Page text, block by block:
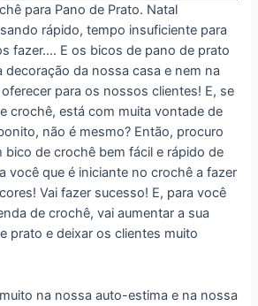
para Pano de Prato. Natal
rápido, tempo insuficiente para
fazer…. E os bicos de pano de prato
decoração da nossa casa e nem na
para os nossos clientes! E, se
crochê, está com muita vontade de
não é mesmo? Então, procuro
bico de crochê bem fácil e rápido de
você que é iniciante no crochê a fazer
Vai fazer sucesso! E, para você
de crochê, vai aumentar a sua
prato e deixar os clientes muito
na nossa auto-estima e na nossa